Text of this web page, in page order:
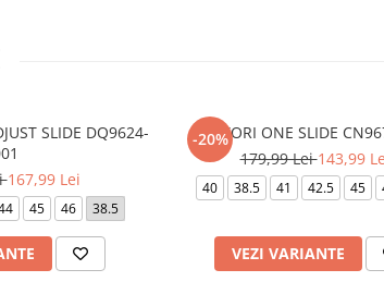
SLIDE DQ9624-
167,99 Lei
45 46 38.5
-20%
VICTORI ONE SLIDE
179,99 Lei143,99
40 38.5 41 42.5 45
VEZI VARIANTE